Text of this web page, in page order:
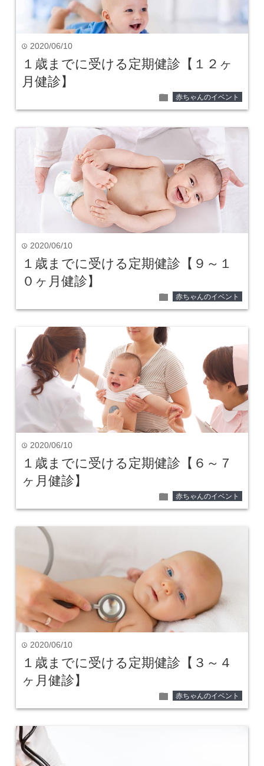
time 2020/06/10
１歳までに受ける定期健診【１２ヶ
月健診】
folder 赤ちゃんのイベント
time 2020/06/10
１歳までに受ける定期健診【９～１
０ヶ月健診】
folder 赤ちゃんのイベント
time 2020/06/10
１歳までに受ける定期健診【６～７
ヶ月健診】
folder 赤ちゃんのイベント
time 2020/06/10
１歳までに受ける定期健診【３～４
ヶ月健診】
folder 赤ちゃんのイベント